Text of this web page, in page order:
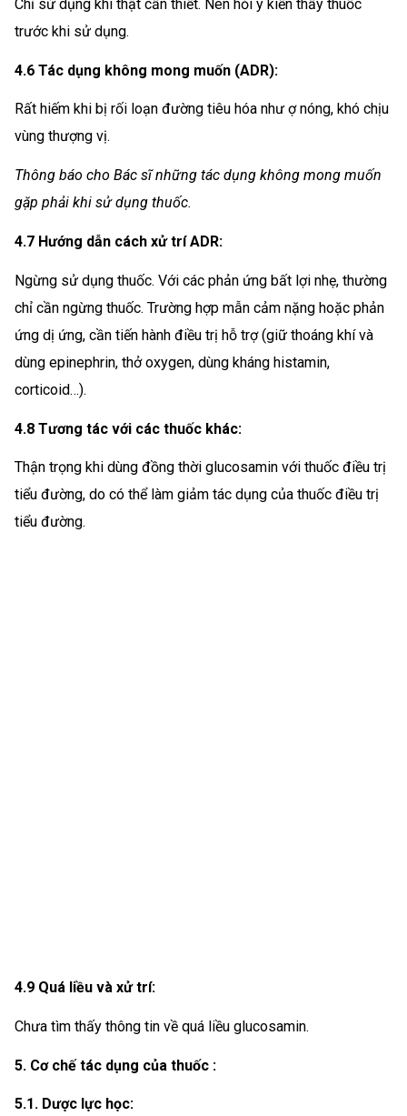
Chỉ sử dụng khi thật cần thiết. Nên hỏi ý kiến thầy thuốc
trước khi sử dụng.
4.6 Tác dụng không mong muốn (ADR):
Rất hiếm khi bị rối loạn đường tiêu hóa như ợ nóng, khó chịu
vùng thượng vị.
Thông báo cho Bác sĩ những tác dụng không mong muốn
gặp phải khi sử dụng thuốc.
4.7 Hướng dẫn cách xử trí ADR:
Ngừng sử dụng thuốc. Với các phản ứng bất lợi nhẹ, thường
chỉ cần ngừng thuốc. Trường hợp mẫn cảm nặng hoặc phản
ứng dị ứng, cần tiến hành điều trị hỗ trợ (giữ thoáng khí và
dùng epinephrin, thở oxygen, dùng kháng histamin,
corticoid…).
4.8 Tương tác với các thuốc khác:
Thận trọng khi dùng đồng thời glucosamin với thuốc điều trị
tiểu đường, do có thể làm giảm tác dụng của thuốc điều trị
tiểu đường.
4.9 Quá liều và xử trí:
Chưa tìm thấy thông tin về quá liều glucosamin.
5. Cơ chế tác dụng của thuốc :
5.1. Dược lực học: